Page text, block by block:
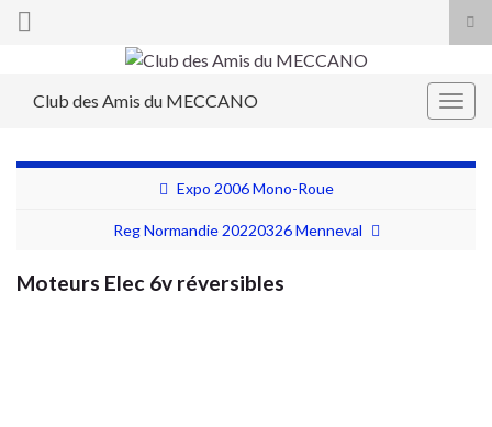
Search for:
Club des Amis du MECCANO
Expo 2006 Mono-Roue
Reg Normandie 20220326 Menneval
Moteurs Elec 6v réversibles